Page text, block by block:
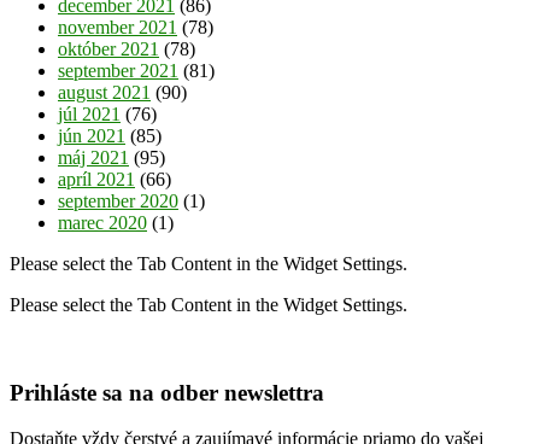
december 2021 (86)
november 2021 (78)
október 2021 (78)
september 2021 (81)
august 2021 (90)
júl 2021 (76)
jún 2021 (85)
máj 2021 (95)
apríl 2021 (66)
september 2020 (1)
marec 2020 (1)
Please select the Tab Content in the Widget Settings.
Please select the Tab Content in the Widget Settings.
Prihláste sa na odber newslettra
Dostaňte vždy čerstvé a zaujímavé informácie priamo do vašej